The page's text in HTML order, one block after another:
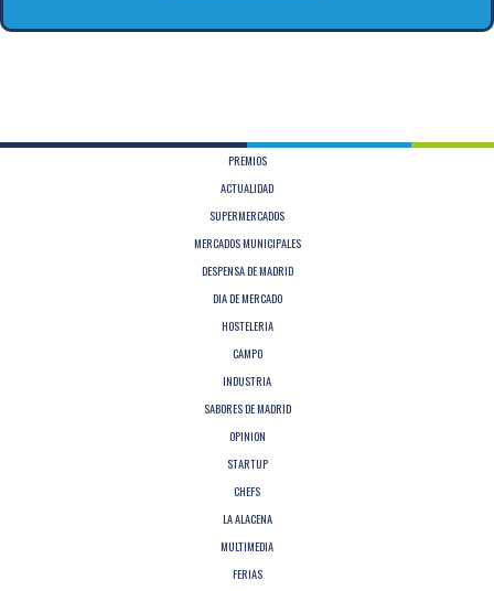
PREMIOS
ACTUALIDAD
SUPERMERCADOS
MERCADOS MUNICIPALES
DESPENSA DE MADRID
DIA DE MERCADO
HOSTELERIA
CAMPO
INDUSTRIA
SABORES DE MADRID
OPINION
STARTUP
CHEFS
LA ALACENA
MULTIMEDIA
FERIAS